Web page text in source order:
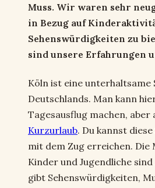
Muss. Wir waren sehr
in Bezug auf
Sehenswürdigkeiten zu
sind unsere Erfahrungen
Köln ist eine unterhaltsame
Deutschlands. Man kann
Tagesausflug machen, aber
Kurzurlaub. Du kannst
mit dem Zug erreichen. Die
Kinder und Jugendliche
gibt Sehenswürdigkeiten,